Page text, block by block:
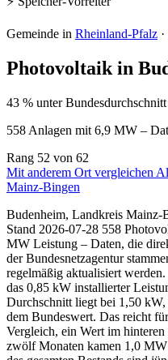
Gemeinde in Rheinland-Pfalz ·
Photovoltaik in
43 % unter Bundesdurchschnitt
558 Anlagen mit 6,9 MW –
Rang 52 von 62
Mit anderem Ort vergleichen
Mainz-Bingen
Budenheim, Landkreis Mainz-
Stand 2026-07-28 558
MW Leistung – Daten, die
der Bundesnetzagentur
regelmäßig aktualisiert
das 0,85 kW installierter
Durchschnitt liegt bei 1,50
dem Bundeswert. Das reicht
Vergleich, ein Wert im
zwölf Monaten kamen 1,0